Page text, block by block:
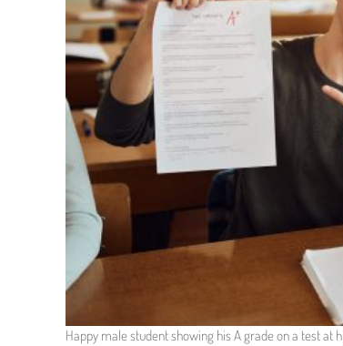
Happy male student showing his A grade on a test at